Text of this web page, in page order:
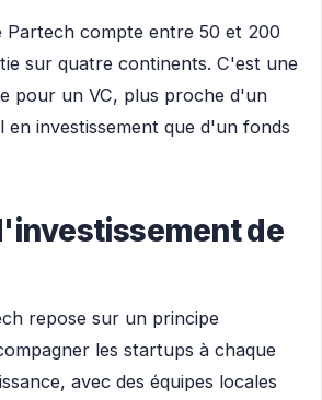
Partech compte entre 50 et 200
sur quatre continents. C'est une
pour un VC, plus proche d'un
en investissement que d'un fonds
de
repose sur un principe
les startups à chaque
avec des équipes locales